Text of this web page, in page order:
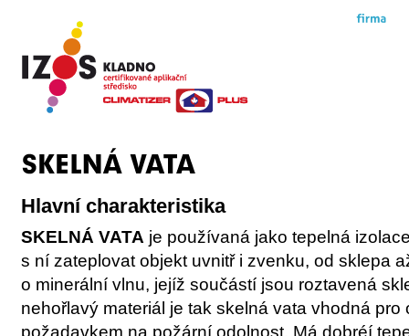
Hlavní charakteristika
SKELNÁ VATA je používaná jako tepelná
s ní zateplovat objekt uvnitř i zvenku, od sklepa
o minerální vlnu, jejíž součástí jsou roztavená
nehořlavý materiál je tak skelná vata vhodná pro
požadavkem na požární odolnost. Má dobréí